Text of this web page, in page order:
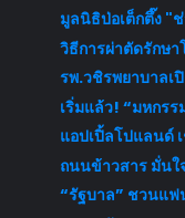
มูลนิธิป่อเต็กตึ๊ง "
วิธีการผ่าตัดรักษ
รพ.วชิรพยาบาลเ
เริ่มแล้ว! “มหกร
แอปเปิ้ลโปแลนด์
ถนนข้าวสาร มั่นใ
“รัฐบาล” ชวนแฟ